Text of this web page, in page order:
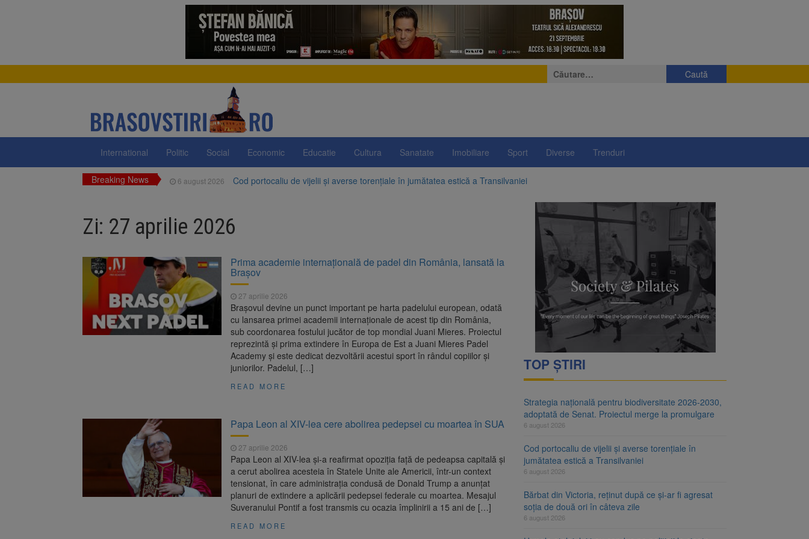
Caută
după:
International Politic Social Economic Educatie Cultura Sanatate Imobiliare Sport Diverse Trenduri
Breaking News 6 august 2026 Cod portocaliu de vijelii și averse torențiale în jumătatea estică a Transilvaniei
Bărbat din Victoria, reținut după ce și-ar fi agresat soția de două ori în câteva zile
6 august 2026 Urmele atelajului i-au condus pe polițiști la cioate. Bărbat prins în pădure la Ormeniș
AUR a lansat platforma suspeND.ro pentru urmărirea inițiativei de suspendare a președintelui Nicușor
Dan
6 august 2026
Înalta Curte analizează dosarul lui Călin Georgescu și Horațiu Potra. Judecătorii decid dacă începe
procesul
6 august 2026 Strategia națională pentru biodiversitate 2026-2030, adoptată de Senat. Proiectul merge la promulgare
Zi: 27 aprilie 2026
Prima academie internațională de padel din România, lansată la
Brașov
27 aprilie 2026
Brașovul devine un punct important pe harta padelului european, odată
cu lansarea primei academii internaționale de acest tip din România,
sub coordonarea fostului jucător de top mondial Juani Mieres. Proiectul
reprezintă și prima extindere în Europa de Est a Juani Mieres Padel
Academy și este dedicat dezvoltării acestui sport în rândul copiilor și
juniorilor. Padelul, […]
READ MORE
Papa Leon al XIV-lea cere abolirea pedepsei cu moartea în SUA
27 aprilie 2026
Papa Leon al XIV-lea și-a reafirmat opoziția față de pedeapsa capitală și
a cerut abolirea acesteia în Statele Unite ale Americii, într-un context
tensionat, în care administrația condusă de Donald Trump a anunțat
planuri de extindere a aplicării pedepsei federale cu moartea. Mesajul
Suveranului Pontif a fost transmis cu ocazia împlinirii a 15 ani de […]
READ MORE
TOP ȘTIRI
Strategia națională pentru biodiversitate 2026-2030,
adoptată de Senat. Proiectul merge la promulgare
6 august 2026
Cod portocaliu de vijelii și averse torențiale în
jumătatea estică a Transilvaniei
6 august 2026
Bărbat din Victoria, reținut după ce și-ar fi agresat
soția de două ori în câteva zile
6 august 2026